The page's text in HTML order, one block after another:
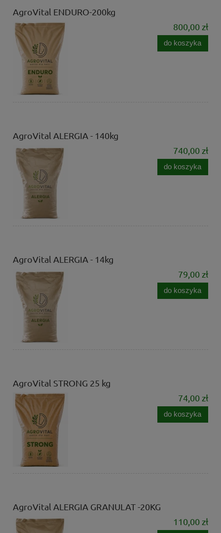
AgroVital ENDURO-200kg
800,00 zł
do koszyka
AgroVital ALERGIA - 140kg
740,00 zł
do koszyka
AgroVital ALERGIA - 14kg
79,00 zł
do koszyka
AgroVital STRONG 25 kg
74,00 zł
do koszyka
AgroVital ALERGIA GRANULAT -20KG
110,00 zł